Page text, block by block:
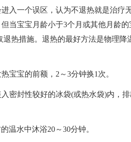
一个误区，认为不退热就是治疗
当宝宝月龄小于3个月或其他月龄
热措施。退热的最好方法是物理降
宝的前额，2～3分钟换1次。
封性较好的冰袋(或热水袋)内，排
水中沐浴20～30分钟。